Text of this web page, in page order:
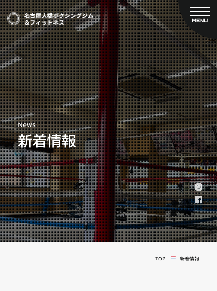
MENU
CLOSE
TOP
新着情報
ご予約
プライベートコース予約
レンタルスタジオ予約
名古屋大橋ボクシングジムについて
大橋弘政プロフィール
スタッフ紹介
料金案内
設備紹介
アクセス
営業時間
トレーナー募集
スポンサー募集
大会チケット購入
キャンペーン
実戦コース
料金システム
フィットネスコース
News
新着情報
TOP 新着情報